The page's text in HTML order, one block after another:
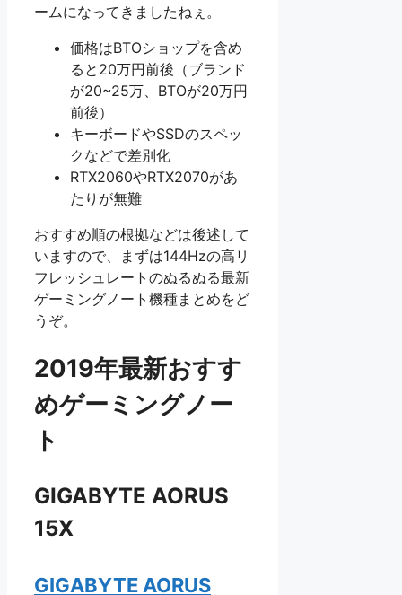
ームになってきましたねぇ。
価格はBTOショップを含め
ると20万円前後（ブランド
が20~25万、BTOが20万円
前後）
キーボードやSSDのスペッ
クなどで差別化
RTX2060やRTX2070があ
たりが無難
おすすめ順の根拠などは後述して
いますので、まずは144Hzの高リ
フレッシュレートのぬるぬる最新
ゲーミングノート機種まとめをど
うぞ。
2019年最新おすす
めゲーミングノー
ト
GIGABYTE AORUS
15X
GIGABYTE AORUS